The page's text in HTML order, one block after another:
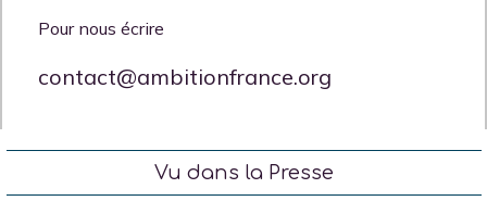
Pour nous écrire
contact@ambitionfrance.org
Vu dans la Presse